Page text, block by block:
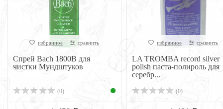
избранное сравнить
Спрей Bach 1800B для
чистки Мундштуков
(0)
избранное сравнить
LA TROMBA record silver
polish паста-полироль для
серебр...
(0)